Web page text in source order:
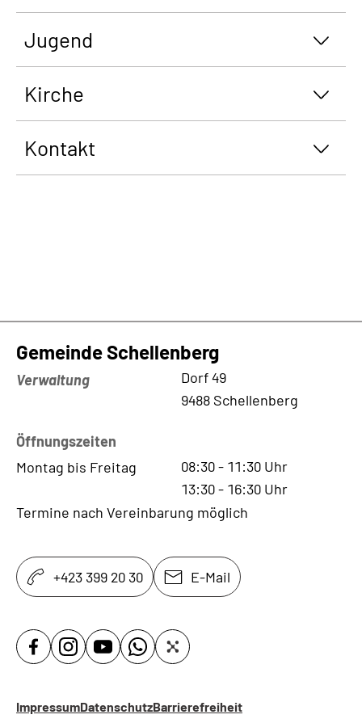
Jugend
Kirche
Kontakt
Gemeinde Schellenberg
Verwaltung
Dorf 49
9488 Schellenberg
Öffnungszeiten
Montag bis Freitag
08:30- 11:30 Uhr
13:30- 16:30 Uhr
Termine nach Vereinbarung möglich
+423 399 20 30 E-Mail
ImpressumDatenschutzBarrierefreiheit